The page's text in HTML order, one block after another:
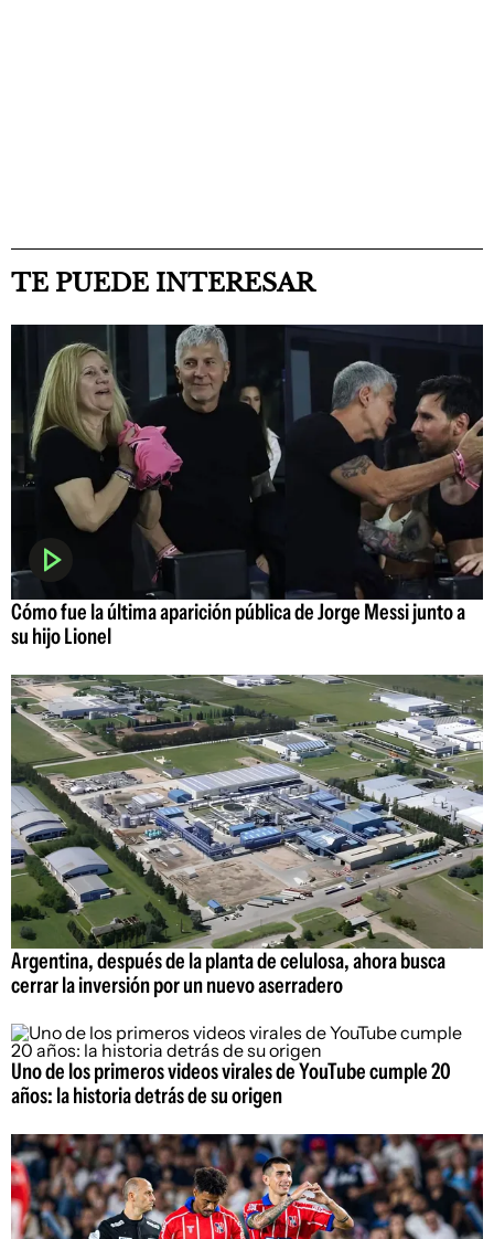
TE PUEDE INTERESAR
Cómo fue la última aparición pública de Jorge Messi junto a
su hijo Lionel
Argentina, después de la planta de celulosa, ahora busca
cerrar la inversión por un nuevo aserradero
Uno de los primeros videos virales de YouTube cumple 20
años: la historia detrás de su origen